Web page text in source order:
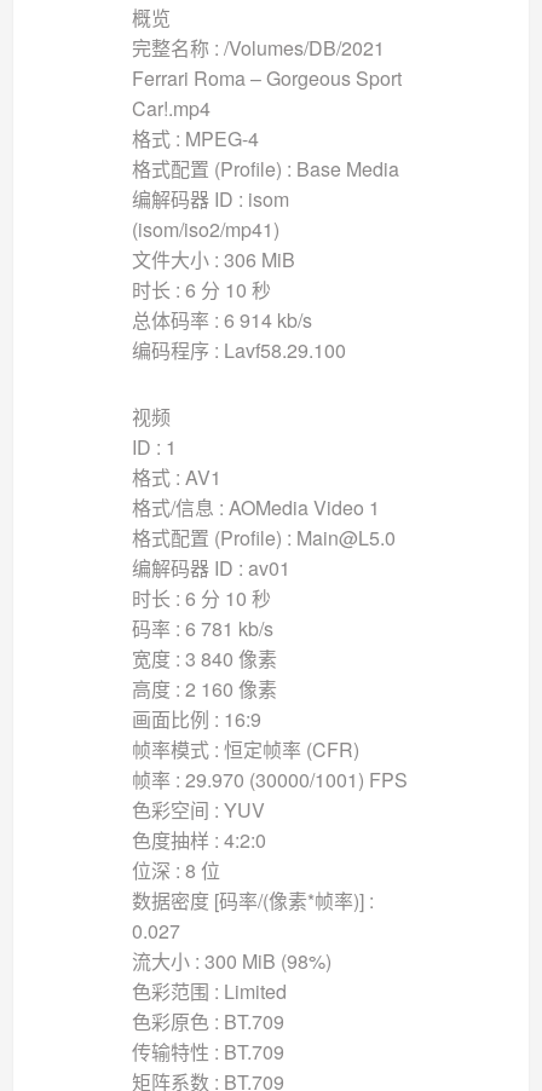
概览
完整名称 : /Volumes/DB/2021
Ferrari Roma – Gorgeous Sport
Car!.mp4
格式 : MPEG-4
格式配置 (Profile) : Base Media
编解码器 ID : isom
(isom/iso2/mp41)
文件大小 : 306 MiB
时长 : 6 分 10 秒
总体码率 : 6 914 kb/s
编码程序 : Lavf58.29.100
视频
ID : 1
格式 : AV1
格式/信息 : AOMedia Video 1
格式配置 (Profile) : Main@L5.0
编解码器 ID : av01
时长 : 6 分 10 秒
码率 : 6 781 kb/s
宽度 : 3 840 像素
高度 : 2 160 像素
画面比例 : 16:9
帧率模式 : 恒定帧率 (CFR)
帧率 : 29.970 (30000/1001) FPS
色彩空间 : YUV
色度抽样 : 4:2:0
位深 : 8 位
数据密度 [码率/(像素*帧率)] :
0.027
流大小 : 300 MiB (98%)
色彩范围 : Limited
色彩原色 : BT.709
传输特性 : BT.709
矩阵系数 : BT.709